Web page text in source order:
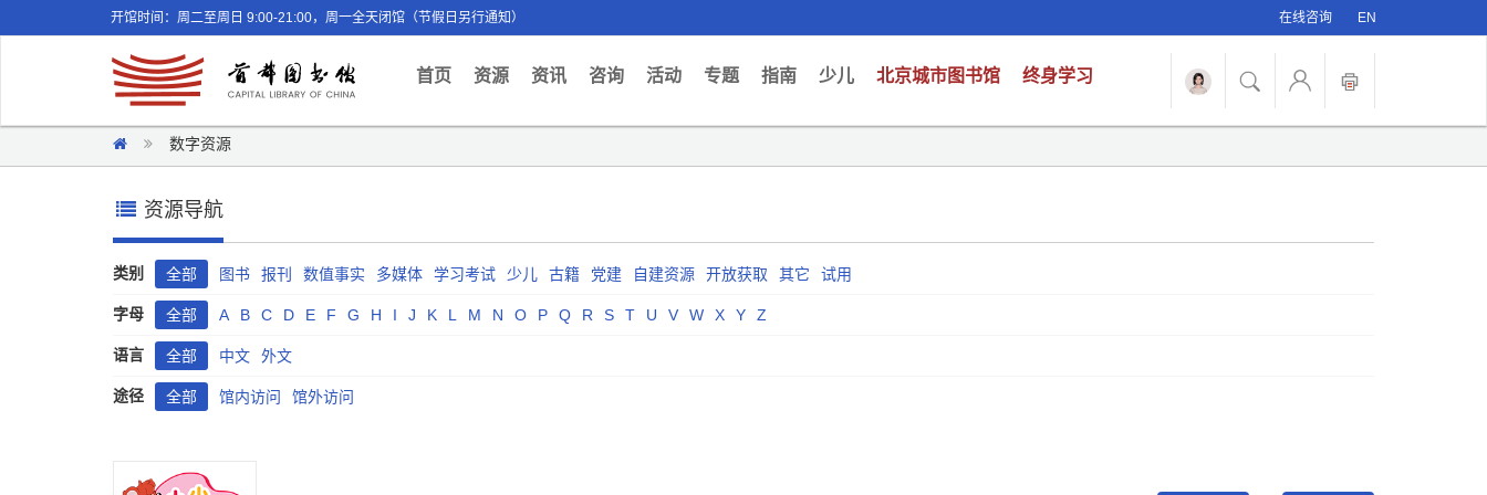
开馆时间：周二至周日 9:00-21:00，周一全天闭馆（节假日另行通知） 在线咨询 EN
首页(current)
资源 资讯 咨询 活动 专题 指南 少儿 北京城市图书馆 终身学习
数字资源
资源导航
类别 全部 图书 报刊 数值事实 多媒体 学习考试 少儿 古籍 党建 自建资源 开放获取 其它 试用
字母 全部 A B C D E F G H I J K L M N O P Q R S T U V W X Y Z
语言 全部 中文 外文
途径 全部 馆内访问 馆外访问